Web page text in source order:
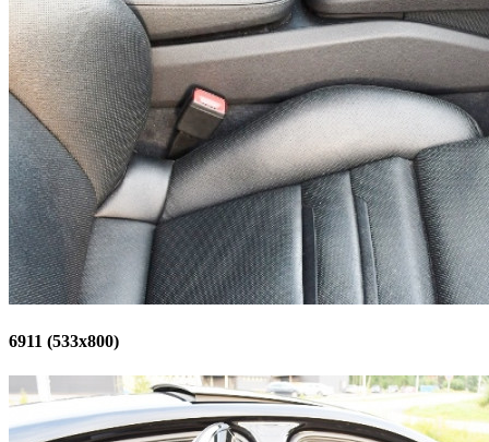
6911 (533x800)